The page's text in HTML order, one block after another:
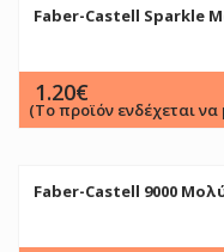
Faber-Castell Sparkle
1.20€
(Το προϊόν ενδέχεται
Faber-Castell 9000